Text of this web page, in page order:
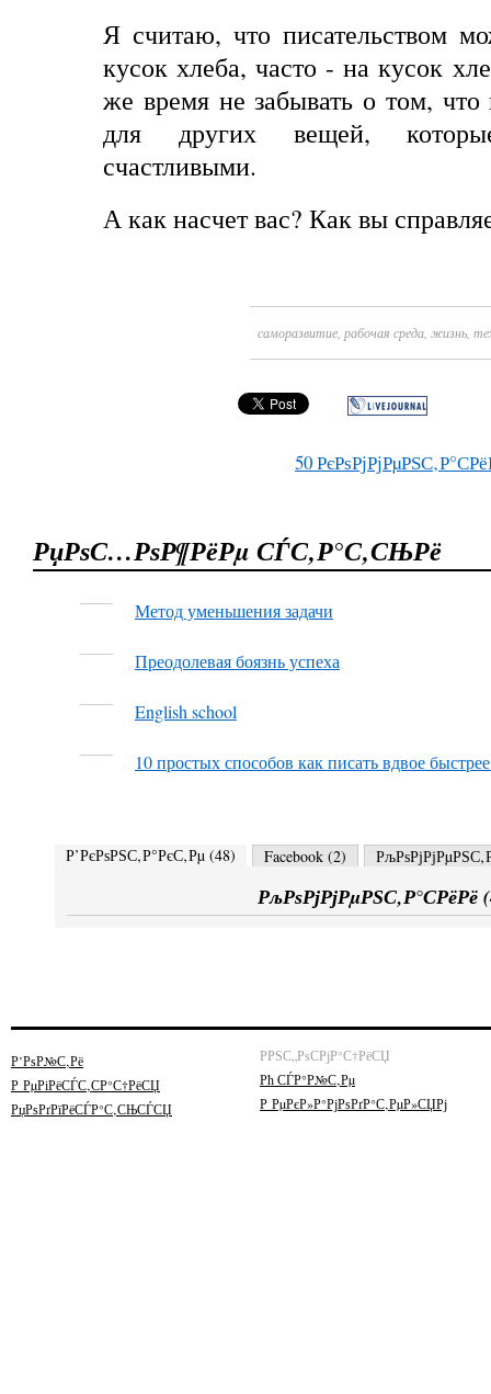
Я считаю, что писательством
кусок хлеба, часто - на кусок
же время не забывать о том, что
для других вещей,
счастливыми.
А как насчет вас? Как вы
саморазвитие, рабочая среда, жизнь,
50
РџРѕС…РѕР¶РёРµ СЃС‚Р°С‚СЊРё
Метод уменьшения задачи
Преодолевая боязнь успеха
English school
10 простых способов как писать вдвое
Р’РєРѕРЅС‚Р°РєС‚Рµ (48) Facebook (2)
РљРѕРјРјРµРЅС‚Р°СРёРё (
Р’РѕР№С‚Рё
Р РµРіРёСЃС‚СР°С†РёСЏ
РџРѕРґРїРёСЃР°С‚СЊСЃСЏ
РРЅС„РѕСРјР°С†РёСЏ
Рћ СЃР°Р№С‚Рµ
Р РµРєР»Р°РјРѕРґР°С‚РµР»СЏРј